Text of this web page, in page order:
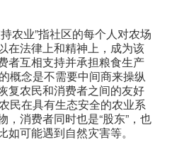
业”指社区的每个人对农场
在法律上和精神上，成为该
者互相支持并承担粮食生产
概念是不需要中间商来操纵
复农民和消费者之间的友好
民在具有生态安全的农业系
消费者同时也是“股东”，也
可能遇到自然灾害等。